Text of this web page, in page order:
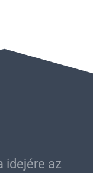
idejére az